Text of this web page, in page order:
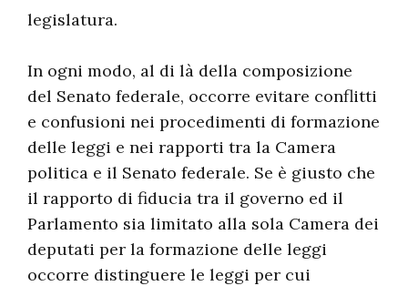
legislatura.
In ogni modo, al di là della composizione
del Senato federale, occorre evitare conflitti
e confusioni nei procedimenti di formazione
delle leggi e nei rapporti tra la Camera
politica e il Senato federale. Se è giusto che
il rapporto di fiducia tra il governo ed il
Parlamento sia limitato alla sola Camera dei
deputati per la formazione delle leggi
occorre distinguere le leggi per cui